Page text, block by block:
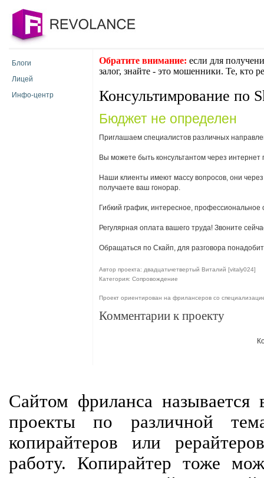
Блоги
Лицей
Инфо-центр
Обратите внимание: если для
залог, знайте - это мошенники. Те, кто
Консультимрование по
Бюджет не определен
Приглашаем специалистов различных
Вы можете быть консультантом через
Наши клиенты имеют массу вопросов, они
получаете ваш гонорар.
Гибкий график, интересное,
Регулярная оплата вашего труда! Звоните
Обращаться по Скайп, для разговора
Автор проекта: двадцатьчетвертый Виталий [vitaly024]
Категория: Сопровождение
Проект ориентирован на фрилансеров со
Комментарии к проекту
Сайтом фриланса называется
проекты по различной
копирайтеров или
работу. Копирайтер тоже